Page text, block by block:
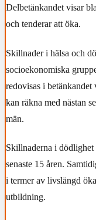
Delbetänkandet visar
och tenderar att öka.
Skillnader i hälsa och
socioekonomiska
redovisas i
kan räkna med nästan
män.
Skillnaderna i
senaste 15 åren.
i termer av livslängd
utbildning.